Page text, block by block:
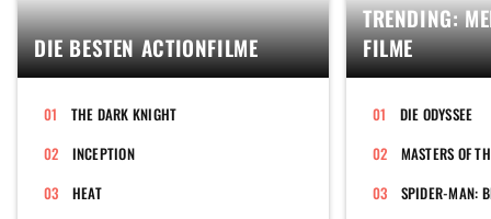
DIE BESTEN ACTIONFILME
THE DARK KNIGHT
INCEPTION
HEAT
TRENDING:
FILME
DIE ODYSSEE
MASTERS OF
SPIDER-MAN: